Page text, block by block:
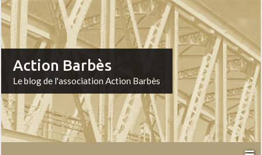
Action Barbès
Le blog de l'association Action Barbès